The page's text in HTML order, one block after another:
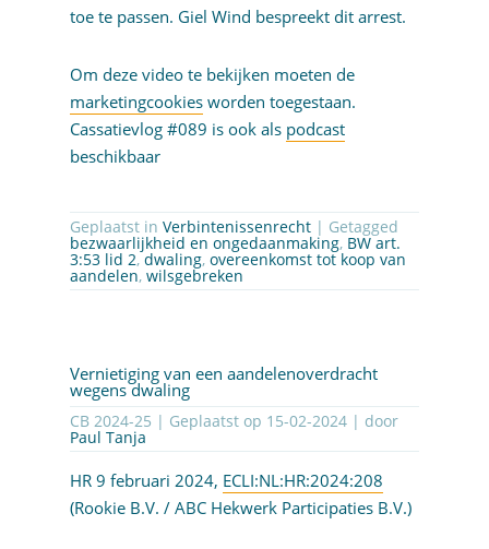
toe te passen. Giel Wind bespreekt dit arrest.
Om deze video te bekijken moeten de
marketingcookiesworden toegestaan.
Cassatievlog #089 is ook als podcast
beschikbaar
Geplaatst in Verbintenissenrecht | Getagged
bezwaarlijkheid en ongedaanmaking, BW art.
3:53 lid 2, dwaling, overeenkomst tot koop van
aandelen, wilsgebreken
Vernietiging van een aandelenoverdracht
wegens dwaling
CB 2024-25 | Geplaatst op 15-02-2024| door
Paul Tanja
HR 9 februari 2024, ECLI:NL:HR:2024:208
(Rookie B.V. / ABC Hekwerk Participaties B.V.)